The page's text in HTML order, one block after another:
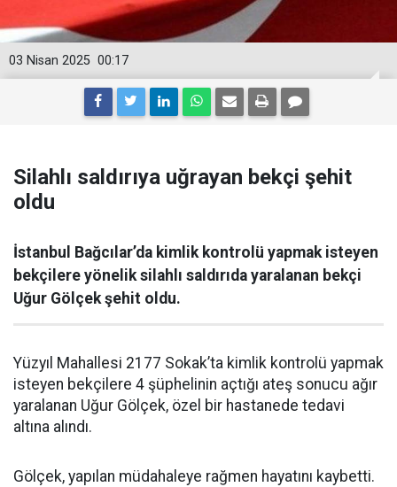
00:17
03 Nisan 2025
Silahlı saldırıya uğrayan bekçi şehit
oldu
İstanbul Bağcılar’da kimlik kontrolü yapmak isteyen
bekçilere yönelik silahlı saldırıda yaralanan bekçi
Uğur Gölçek şehit oldu.
Yüzyıl Mahallesi 2177 Sokak’ta kimlik kontrolü yapmak
isteyen bekçilere 4 şüphelinin açtığı ateş sonucu ağır
yaralanan Uğur Gölçek, özel bir hastanede tedavi
altına alındı.
Gölçek, yapılan müdahaleye rağmen hayatını kaybetti.